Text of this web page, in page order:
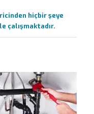
hiçbir şeye
çalışmaktadır.